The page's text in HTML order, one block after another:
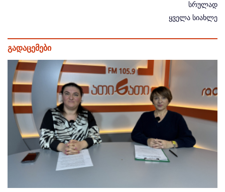
სრულად
ყველა სიახლე
გადაცემები